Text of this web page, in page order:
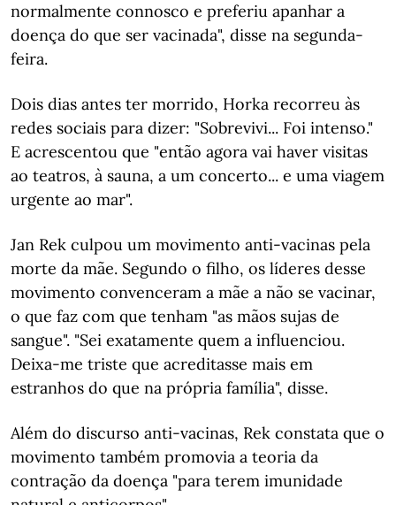
normalmente connosco e preferiu apanhar a
doença do que ser vacinada", disse na segunda-
feira.
Dois dias antes ter morrido, Horka recorreu às
redes sociais para dizer: "Sobrevivi... Foi intenso."
E acrescentou que "então agora vai haver visitas
ao teatros, à sauna, a um concerto... e uma viagem
urgente ao mar".
Jan Rek culpou um movimento anti-vacinas pela
morte da mãe. Segundo o filho, os líderes desse
movimento convenceram a mãe a não se vacinar,
o que faz com que tenham "as mãos sujas de
sangue". "Sei exatamente quem a influenciou.
Deixa-me triste que acreditasse mais em
estranhos do que na própria família", disse.
Além do discurso anti-vacinas, Rek constata que o
movimento também promovia a teoria da
contração da doença "para terem imunidade